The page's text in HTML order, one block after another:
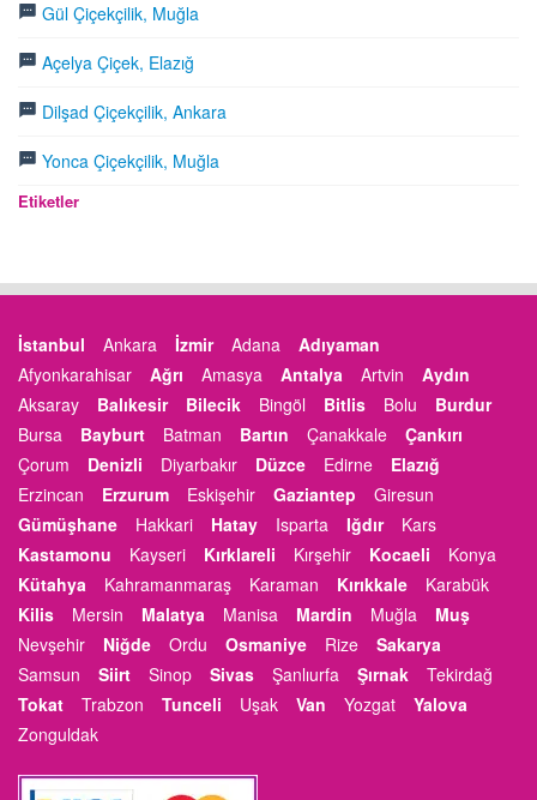
Gül Çiçekçilik, Muğla
Açelya Çiçek, Elazığ
Dilşad Çiçekçilik, Ankara
Yonca Çiçekçilik, Muğla
Etiketler
İstanbul Ankara İzmir Adana
Adıyaman
Afyonkarahisar
Ağrı Amasya Antalya Artvin
Aydın
Aksaray
Balıkesir Bilecik Bingöl Bitlis Bolu
Burdur
Bursa
Bayburt Batman Bartın Çanakkale
Çankırı
Çorum
Denizli Diyarbakır Düzce Edirne
Elazığ
Erzincan
Erzurum Eskişehir Gaziantep
Giresun
Gümüşhane
Hakkari Hatay Isparta Iğdır
Kars
Kastamonu
Kayseri Kırklareli Kırşehir Kocaeli
Konya
Kütahya
Kahramanmaraş Karaman Kırıkkale
Karabük
Kilis
Mersin Malatya Manisa Mardin Muğla
Muş
Nevşehir
Niğde Ordu Osmaniye Rize
Sakarya
Samsun
Siirt Sinop Sivas Şanlıurfa Şırnak
Tekirdağ
Tokat
Trabzon Tunceli Uşak Van Yozgat
Yalova
Zonguldak